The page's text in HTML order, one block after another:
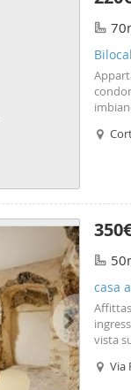
casa
vista
Via